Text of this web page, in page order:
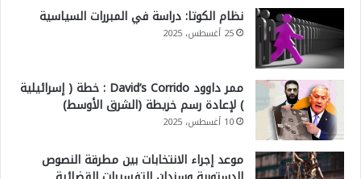
نظام الكوتا: دراسة في المبررات السياسية
25 أغسطس، 2025
ممر داوود David’s Corrido : خطة ( إسرائيلية
) لإعادة رسم خريطة (الشرق الأوسط)
10 أغسطس، 2025
موعد إجراء الانتخابات بين مطرقة النصوص